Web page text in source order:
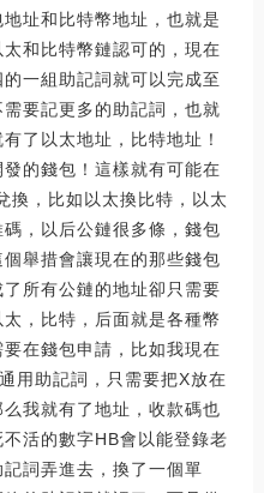
址和比特幣地址，也就是
和比特幣鏈認可的，現在
一組助記詞就可以完成至
要記更多的助記詞，也就
了以太地址，比特地址！
的錢包！這樣就有可能在
換，比如以太換比特，以太
，以后公鏈很多條，錢包
舉措會讓現在的那些錢包
所有公鏈的地址卻只需要
，比特，后面就是各種幣
在錢包申請，比如我現在
用助記詞，只需要把X放在
我就有了地址，收款碼也
活的數字HB會以能登錄老
詞弄進去，換了一個單